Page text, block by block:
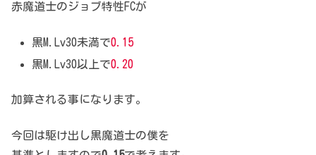
赤魔道士のジョブ特性FCが
黒M.Lv30未満で0.15
黒M.Lv30以上で0.20
加算される事になります。
今回は駆け出し黒魔道士の僕を